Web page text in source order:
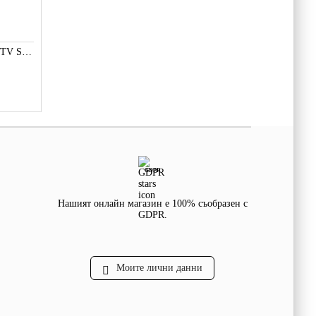
LED ПОДСВЕТКА TV SMD СВЕТОДИОД 2W 3535 6V LG
GDPR
Нашият онлайн магазин е 100% съобразен с
GDPR.
Моите лични данни